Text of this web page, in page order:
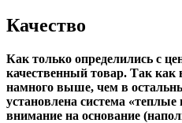
Качество
Как только определились с
качественный товар. Так как
намного выше, чем в
установлена система
внимание на основание